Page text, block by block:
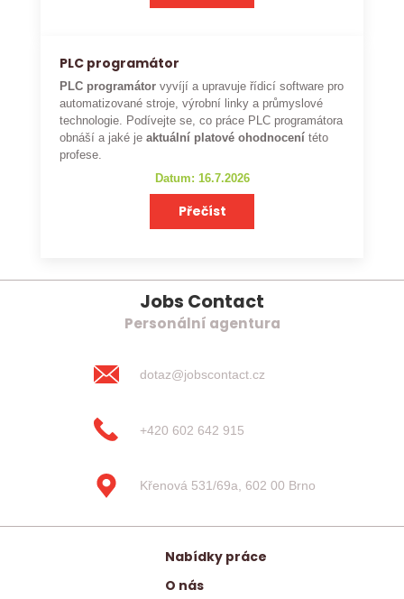
PLC programátor
PLC programátor vyvíjí a upravuje řídicí software pro
automatizované stroje, výrobní linky a průmyslové
technologie. Podívejte se, co práce PLC programátora
obnáší a jaké je aktuální platové ohodnocení této
profese.
Datum: 16.7.2026
Přečíst
Jobs Contact
Personální agentura
dotaz@jobscontact.cz
+420 602 642 915
Křenová 531/69a, 602 00 Brno
Nabídky práce
O nás